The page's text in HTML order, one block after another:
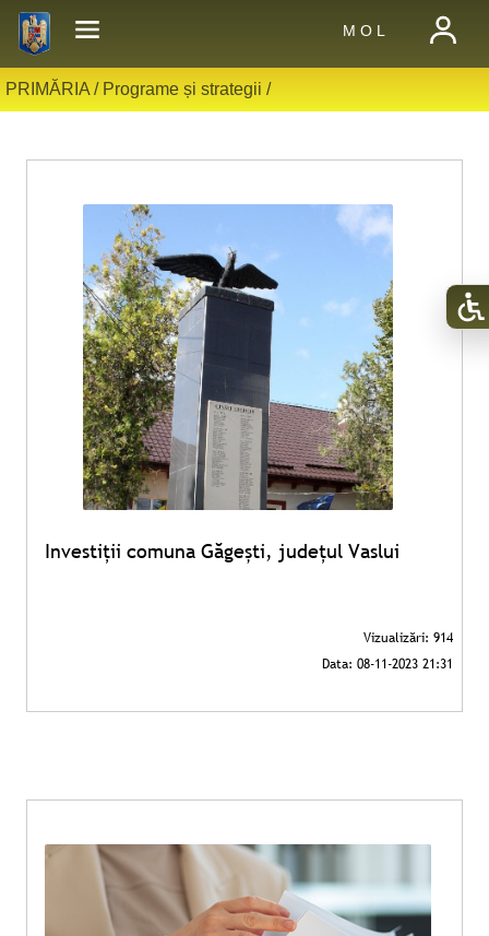
M O L
PRIMĂRIA / Programe și strategii /
Investiții comuna Găgești, județul Vaslui